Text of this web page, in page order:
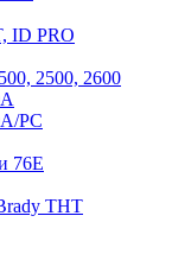
ID PRO
2500, 2600
PC
76E
THT